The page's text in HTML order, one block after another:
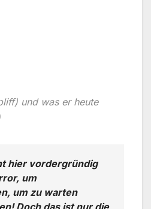
und was er heute
hier vordergründig
um
um zu warten